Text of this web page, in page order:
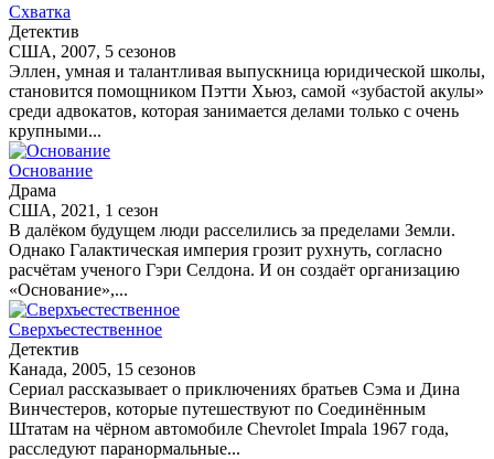
Схватка
Детектив
США, 2007, 5 сезонов
Эллен, умная и талантливая выпускница юридической школы,
становится помощником Пэтти Хьюз, самой «зубастой акулы»
среди адвокатов, которая занимается делами только с очень
крупными...
Основание
Драма
США, 2021, 1 сезон
В далёком будущем люди расселились за пределами Земли.
Однако Галактическая империя грозит рухнуть, согласно
расчётам ученого Гэри Селдона. И он создаёт организацию
«Основание»,...
Сверхъестественное
Детектив
Канада, 2005, 15 сезонов
Сериал рассказывает о приключениях братьев Сэма и Дина
Винчестеров, которые путешествуют по Соединённым
Штатам на чёрном автомобиле Chevrolet Impala 1967 года,
расследуют паранормальные...